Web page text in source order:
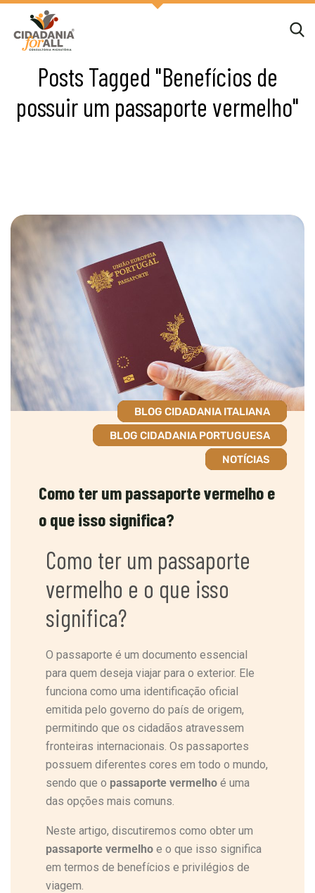
Posts Tagged "Benefícios de
possuir um passaporte vermelho"
BLOG CIDADANIA ITALIANA
BLOG CIDADANIA PORTUGUESA
NOTÍCIAS
Como ter um passaporte vermelho e
o que isso significa?
Como ter um passaporte
vermelho e o que isso
significa?
O passaporte é um documento essencial
para quem deseja viajar para o exterior. Ele
funciona como uma identificação oficial
emitida pelo governo do país de origem,
permitindo que os cidadãos atravessem
fronteiras internacionais. Os passaportes
possuem diferentes cores em todo o mundo,
sendo que o passaporte vermelho é uma
das opções mais comuns.
Neste artigo, discutiremos como obter um
passaporte vermelho e o que isso significa
em termos de benefícios e privilégios de
viagem.